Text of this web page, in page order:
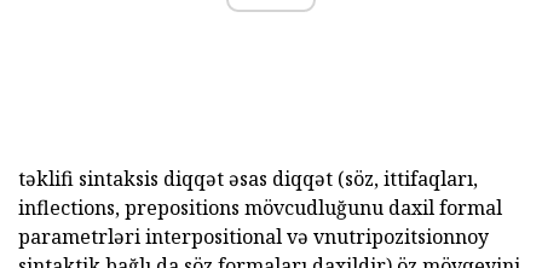
təklifi sintaksis diqqət əsas diqqət (söz, ittifaqları,
inflections, prepositions mövcudluğunu daxil formal
parametrləri interpositional və vnutripozitsionnoy